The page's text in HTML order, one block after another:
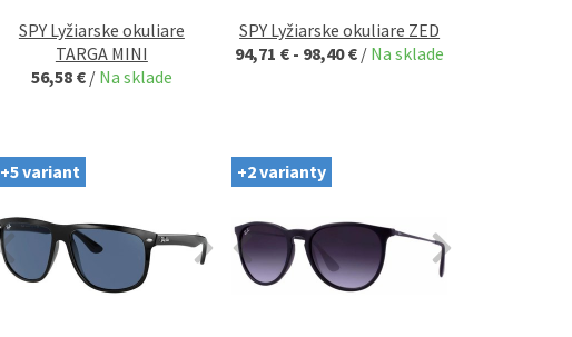
SPY Lyžiarske okuliare
TARGA MINI
56,58 € / Na sklade
SPY Lyžiarske okuliare ZED
94,71 € - 98,40 € / Na sklade
+5 variant +2 varianty